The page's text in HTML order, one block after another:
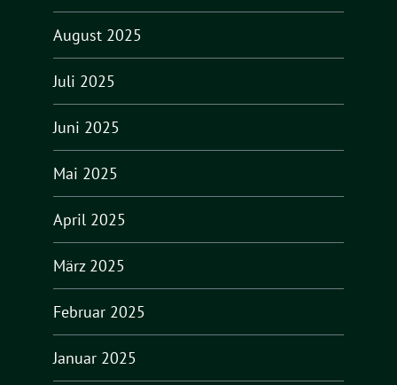
August 2025
Juli 2025
Juni 2025
Mai 2025
April 2025
März 2025
Februar 2025
Januar 2025